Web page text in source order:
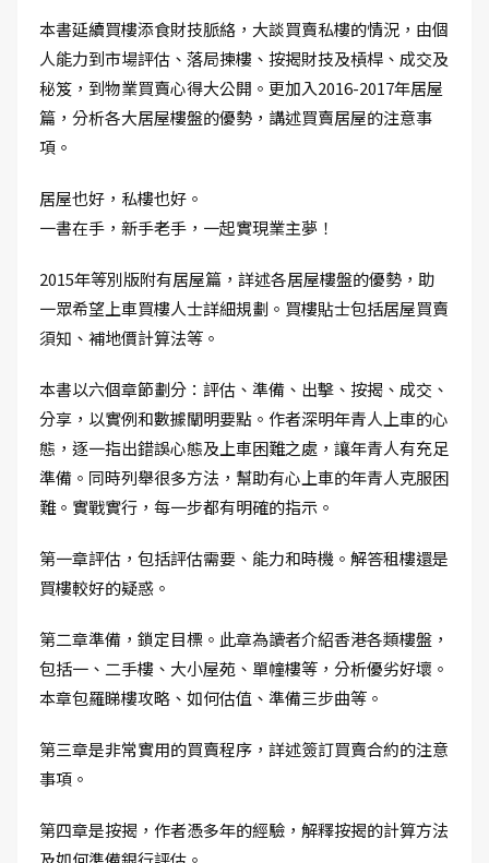
本書延續買樓添食財技脈絡，大談買賣私樓的情況，由個
人能力到市場評估、落局揀樓、按揭財技及槓桿、成交及
秘笈，到物業買賣心得大公開。更加入2016-2017年居屋
篇，分析各大居屋樓盤的優勢，講述買賣居屋的注意事
項。
居屋也好，私樓也好。
一書在手，新手老手，一起實現業主夢！
2015年等別版附有居屋篇，詳述各居屋樓盤的優勢，助
一眾希望上車買樓人士詳細規劃。買樓貼士包括居屋買賣
須知、補地價計算法等。
本書以六個章節劃分：評估、準備、出擊、按揭、成交、
分享，以實例和數據闡明要點。作者深明年青人上車的心
態，逐一指出錯誤心態及上車困難之處，讓年青人有充足
準備。同時列舉很多方法，幫助有心上車的年青人克服困
難。實戰實行，每一步都有明確的指示。
第一章評估，包括評估需要、能力和時機。解答租樓還是
買樓較好的疑惑。
第二章準備，鎖定目標。此章為讀者介紹香港各類樓盤，
包括一、二手樓、大小屋苑、單幢樓等，分析優劣好壞。
本章包羅睇樓攻略、如何估值、準備三步曲等。
第三章是非常實用的買賣程序，詳述簽訂買賣合約的注意
事項。
第四章是按揭，作者憑多年的經驗，解釋按揭的計算方法